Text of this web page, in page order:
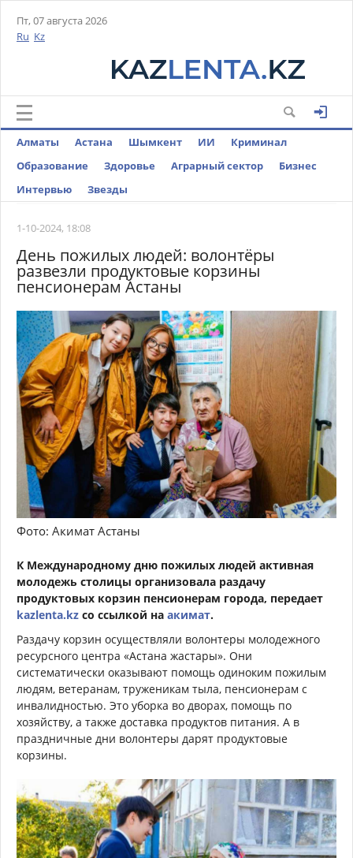
Пт, 07 августа 2026
Ru Kz
Алматы Астана Шымкент ИИ
Криминал
Образование
Здоровье Аграрный сектор
Бизнес
Интервью
Звезды
1-10-2024, 18:08
День пожилых людей: волонтёры
развезли продуктовые корзины
пенсионерам Астаны
Фото: Акимат Астаны
К Международному дню пожилых людей активная
молодежь столицы организовала раздачу
продуктовых корзин пенсионерам города, передает
kazlenta.kz со ссылкой на акимат.
Раздачу корзин осуществляли волонтеры молодежного
ресурсного центра «Астана жастары». Они
систематически оказывают помощь одиноким пожилым
людям, ветеранам, труженикам тыла, пенсионерам с
инвалидностью. Это уборка во дворах, помощь по
хозяйству, а также доставка продуктов питания. А в
праздничные дни волонтеры дарят продуктовые
корзины.